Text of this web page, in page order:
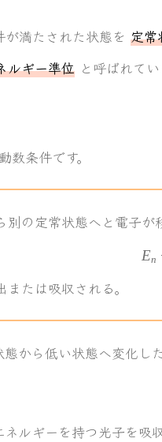
満たされた状態を 定常
ルギー準位 と呼ばれてい
数条件です。
別の定常状態へと電子
En
たは吸収される。
態から低い状態へ変化
ルギーを持つ光子を吸